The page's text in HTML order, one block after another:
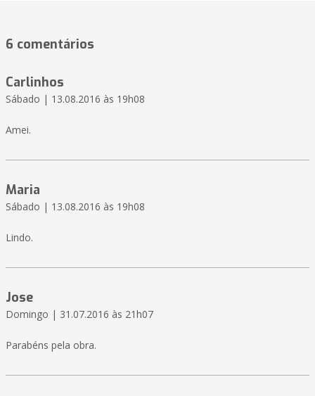
6 comentários
Carlinhos
Sábado | 13.08.2016 às 19h08
Amei.
Maria
Sábado | 13.08.2016 às 19h08
Lindo.
Jose
Domingo | 31.07.2016 às 21h07
Parabéns pela obra.